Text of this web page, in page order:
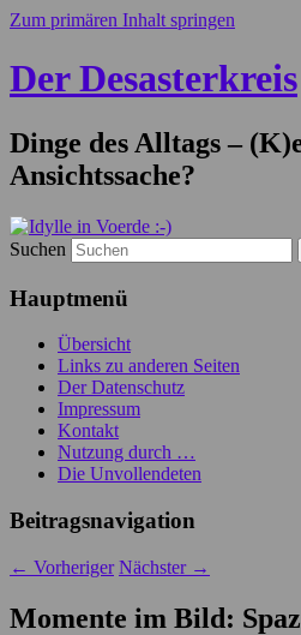
Zum primären Inhalt springen
Der Desasterkreis
Dinge des Alltags –
Ansichtssache?
Suchen
Hauptmenü
Übersicht
Links zu anderen Seiten
Der Datenschutz
Impressum
Kontakt
Nutzung durch …
Die Unvollendeten
Beitragsnavigation
← Vorheriger Nächster →
Momente im Bild: